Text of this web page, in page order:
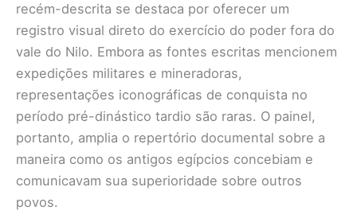
recém-descrita se destaca por oferecer um
registro visual direto do exercício do poder fora do
vale do Nilo. Embora as fontes escritas mencionem
expedições militares e mineradoras,
representações iconográficas de conquista no
período pré-dinástico tardio são raras. O painel,
portanto, amplia o repertório documental sobre a
maneira como os antigos egípcios concebiam e
comunicavam sua superioridade sobre outros
povos.